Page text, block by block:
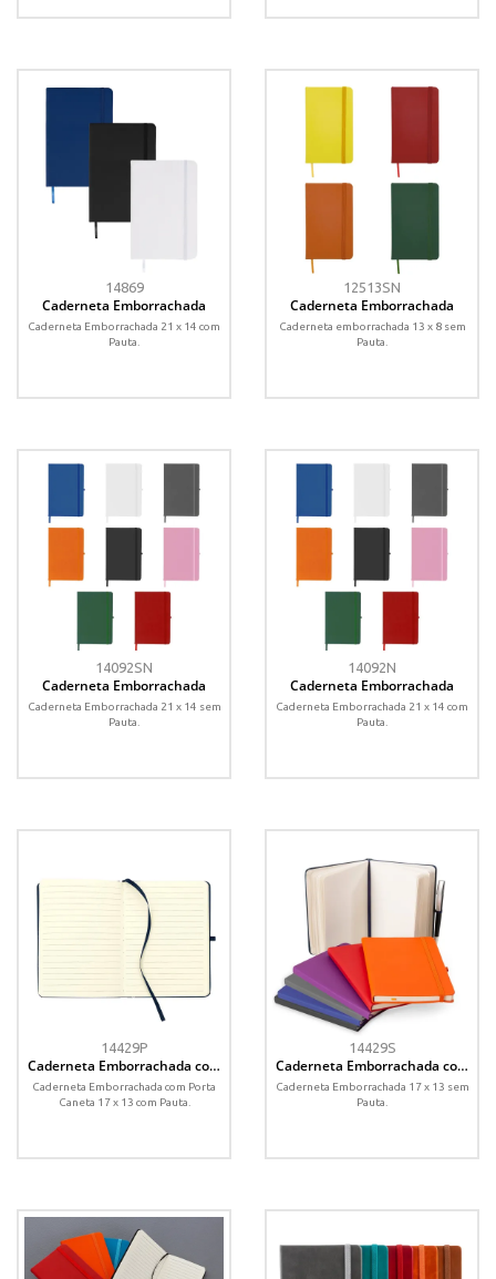
14869
Caderneta Emborrachada
Caderneta Emborrachada 21 x 14 com
Pauta.
12513SN
Caderneta Emborrachada
Caderneta emborrachada 13 x 8 sem
Pauta.
14092SN
Caderneta Emborrachada
Caderneta Emborrachada 21 x 14 sem
Pauta.
14092N
Caderneta Emborrachada
Caderneta Emborrachada 21 x 14 com
Pauta.
14429P
Caderneta Emborrachada com
Porta Caneta
Caderneta Emborrachada com Porta
Caneta 17 x 13 com Pauta.
14429S
Caderneta Emborrachada com
Porta Caneta
Caderneta Emborrachada 17 x 13 sem
Pauta.